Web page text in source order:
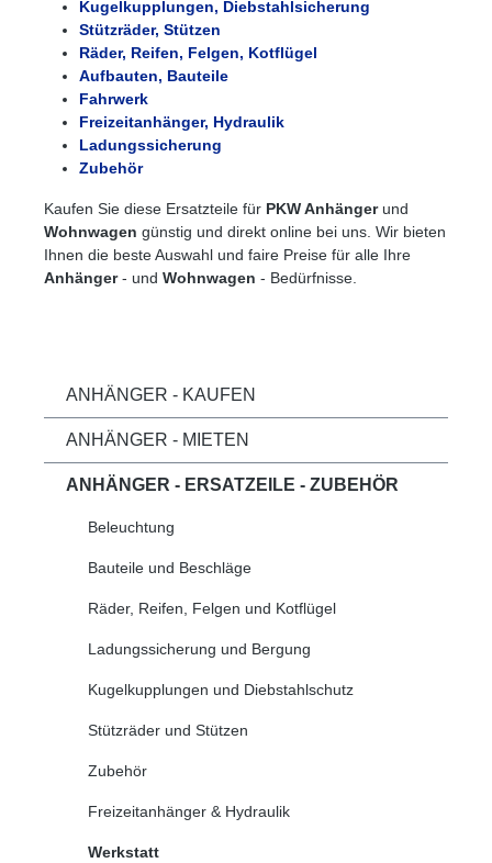
Kugelkupplungen, Diebstahlsicherung
Stützräder, Stützen
Räder, Reifen, Felgen, Kotflügel
Aufbauten, Bauteile
Fahrwerk
Freizeitanhänger, Hydraulik
Ladungssicherung
Zubehör
Kaufen Sie diese Ersatzteile für PKW Anhängerund
Wohnwagen günstig und direkt online bei uns. Wir bieten
Ihnen die beste Auswahl und faire Preise für alle Ihre
Anhänger- und Wohnwagen - Bedürfnisse.
ANHÄNGER - KAUFEN
ANHÄNGER - MIETEN
ANHÄNGER - ERSATZEILE - ZUBEHÖR
Beleuchtung
Bauteile und Beschläge
Räder, Reifen, Felgen und Kotflügel
Ladungssicherung und Bergung
Kugelkupplungen und Diebstahlschutz
Stützräder und Stützen
Zubehör
Freizeitanhänger & Hydraulik
Werkstatt